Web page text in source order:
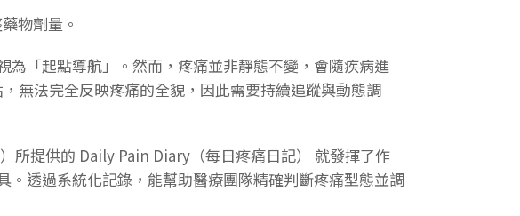
物劑量。
「起點導航」。然而，疼痛並非靜態不變，會隨疾病進
無法完全反映疼痛的全貌，因此需要持續追蹤與動態調
）所提供的 Daily Pain Diary（每日疼痛日記） 就發揮了作
透過系統化記錄，能幫助醫療團隊精確判斷疼痛型態並調